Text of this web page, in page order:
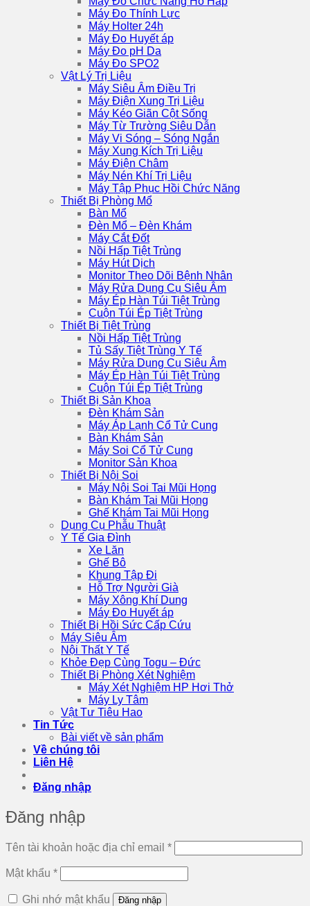
Máy Đo Thính Lực
Máy Holter 24h
Máy Đo Huyết áp
Máy Đo pH Da
Máy Đo SPO2
Vật Lý Trị Liệu
Máy Siêu Âm Điều Trị
Máy Điện Xung Trị Liệu
Máy Kéo Giãn Cột Sống
Máy Từ Trường Siêu Dẫn
Máy Vi Sóng – Sóng Ngắn
Máy Xung Kích Trị Liệu
Máy Điện Châm
Máy Nén Khí Trị Liệu
Máy Tập Phục Hồi Chức Năng
Thiết Bị Phòng Mổ
Bàn Mổ
Đèn Mổ – Đèn Khám
Máy Cắt Đốt
Nồi Hấp Tiệt Trùng
Máy Hút Dịch
Monitor Theo Dõi Bệnh Nhân
Máy Rửa Dụng Cụ Siêu Âm
Máy Ép Hàn Túi Tiệt Trùng
Cuộn Túi Ép Tiệt Trùng
Thiết Bị Tiệt Trùng
Nồi Hấp Tiệt Trùng
Tủ Sấy Tiệt Trùng Y Tế
Máy Rửa Dụng Cụ Siêu Âm
Máy Ép Hàn Túi Tiệt Trùng
Cuộn Túi Ép Tiệt Trùng
Thiết Bị Sản Khoa
Đèn Khám Sản
Máy Áp Lạnh Cổ Tử Cung
Bàn Khám Sản
Máy Soi Cổ Tử Cung
Monitor Sản Khoa
Thiết Bị Nội Soi
Máy Nội Soi Tai Mũi Họng
Bàn Khám Tai Mũi Họng
Ghế Khám Tai Mũi Họng
Dụng Cụ Phẫu Thuật
Y Tế Gia Đình
Xe Lăn
Ghế Bô
Khung Tập Đi
Hỗ Trợ Người Già
Máy Xông Khí Dung
Máy Đo Huyết áp
Thiết Bị Hồi Sức Cấp Cứu
Máy Siêu Âm
Nội Thất Y Tế
Khỏe Đẹp Cùng Togu – Đức
Thiết Bị Phòng Xét Nghiệm
Máy Xét Nghiệm HP Hơi Thở
Máy Ly Tâm
Vật Tư Tiêu Hao
Tin Tức
Bài viết về sản phẩm
Về chúng tôi
Liên Hệ
Đăng nhập
Đăng nhập
Tên tài khoản hoặc địa chỉ email *Bắt
buộc
Mật khẩu *Bắt
buộc
Ghi nhớ mật khẩu
Đăng nhập